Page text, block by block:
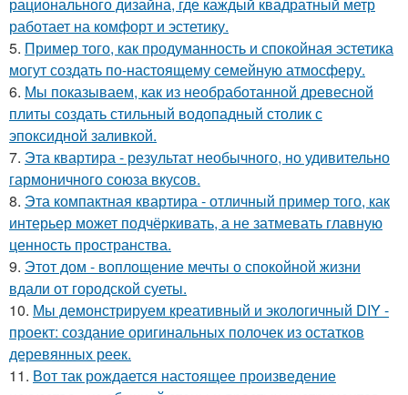
работает на комфорт и эстетику.
5. Пример того, как продуманность и спокойная эстетика
могут создать по-настоящему семейную атмосферу.
6. Мы показываем, как из необработанной древесной
плиты создать стильный водопадный столик с
эпоксидной заливкой.
7. Эта квартира - результат необычного, но удивительно
гармоничного союза вкусов.
8. Эта компактная квартира - отличный пример того, как
интерьер может подчёркивать, а не затмевать главную
ценность пространства.
9. Этот дом - воплощение мечты о спокойной жизни
вдали от городской суеты.
10. Мы демонстрируем креативный и экологичный DIY -
проект: создание оригинальных полочек из остатков
деревянных реек.
11. Вот так рождается настоящее произведение